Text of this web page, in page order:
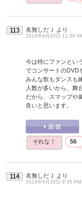
113 名無しだＪ より
2016年8月20日 11:30
今は特にファンとい
でコンサートのDVD
みんな歌もダンスも
人数が多いから、舞
だから、スマップや
良いと思います。
それな！ 56
114 名無しだＪ より
2016年8月20日 9:35 PM